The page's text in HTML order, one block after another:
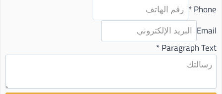
Phone
*
Email
Paragraph Text
*